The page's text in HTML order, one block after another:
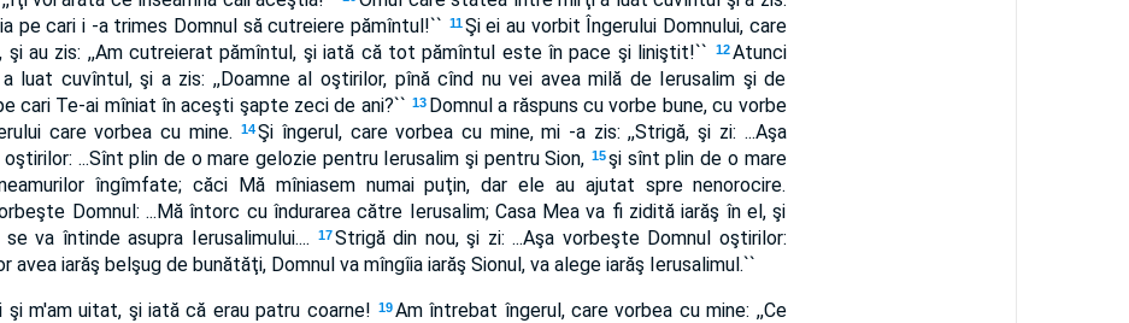
pe cari i -a trimes Domnul să cutreiere pămîntul!`` 11 Şi ei au vorbit Îngerului Domnului, care
au zis: ,,Am cutreierat pămîntul, şi iată că tot pămîntul este în pace şi liniştit!``
12 Atunci
a luat cuvîntul, şi a zis: ,,Doamne al oştirilor, pînă cînd nu vei avea milă de Ierusalim şi de
cari Te-ai mîniat în aceşti şapte zeci de ani?`` 13 Domnul a răspuns cu vorbe bune, cu vorbe
care vorbea cu mine.
14Şi îngerul, care vorbea cu mine, mi -a zis: ,,Strigă, şi zi: ...Aşa
...Sînt plin de o mare gelozie pentru Ierusalim şi pentru Sion, 15şi sînt plin de o mare
îngîmfate; căci Mă mîniasem numai puţin, dar ele au ajutat spre nenorocire.
Domnul: ...Mă întorc cu îndurarea către Ierusalim; Casa Mea va fi zidită iarăş în el, şi
va întinde asupra Ierusalimului....
17Strigă din nou, şi zi: ...Aşa vorbeşte Domnul oştirilor:
avea iarăş belşug de bunătăţi, Domnul va mîngîia iarăş Sionul, va alege iarăş Ierusalimul.``
şi m'am uitat, şi iată că erau patru coarne! 19Am întrebat îngerul, care vorbea cu mine: ,,Ce